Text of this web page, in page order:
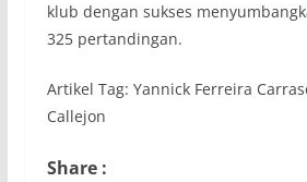
klub dengan sukses
325 pertandingan.
Artikel Tag: Yannick Ferreira
Callejon
Share :